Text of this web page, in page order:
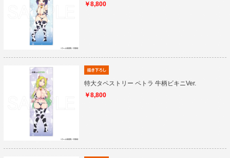
￥8,800
特大タペストリー ペトラ 牛柄ビキニVer.
￥8,800